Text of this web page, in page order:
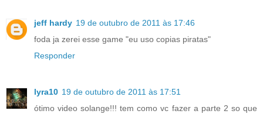
jeff hardy 19 de outubro de 2011 às 17:46
foda ja zerei esse game "eu uso copias piratas"
Responder
lyra10 19 de outubro de 2011 às 17:51
ótimo video solange!!! tem como vc fazer a parte 2 so que